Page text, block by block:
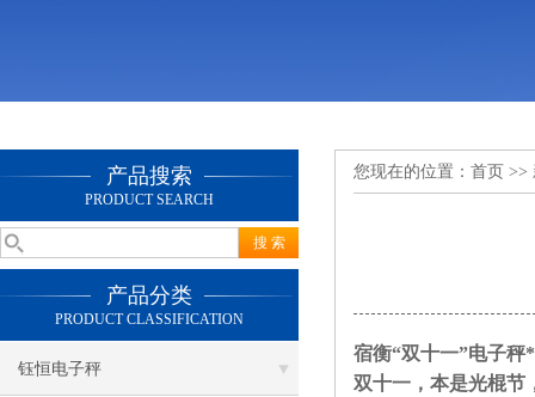
产品搜索
PRODUCT SEARCH
产品分类
PRODUCT CLASSIFICATION
钰恒电子秤
您现在的位置： 首页 >>
宿衡“双十一”电子秤
双十一，本是光棍节